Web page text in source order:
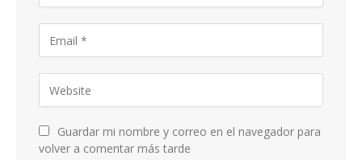
Guardar mi nombre y correo en el navegador para
volver a comentar más tarde